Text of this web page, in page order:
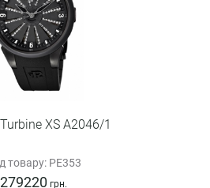
XS A2046/1
товару: PE353
279220 грн.